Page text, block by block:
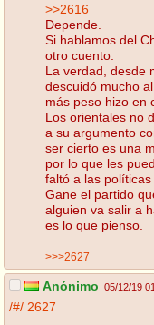
>>2616
Depende.
Si hablamos del
otro cuento.
La verdad, desde
descuidó mucho
más peso hizo en
Los orientales no
a su argumento
ser cierto es una
por lo que les
faltó a las políticas
Gane el partido
alguien va salir a
es lo que pienso.
>>>2627
Anónimo 05/12/19
/#/ 2627